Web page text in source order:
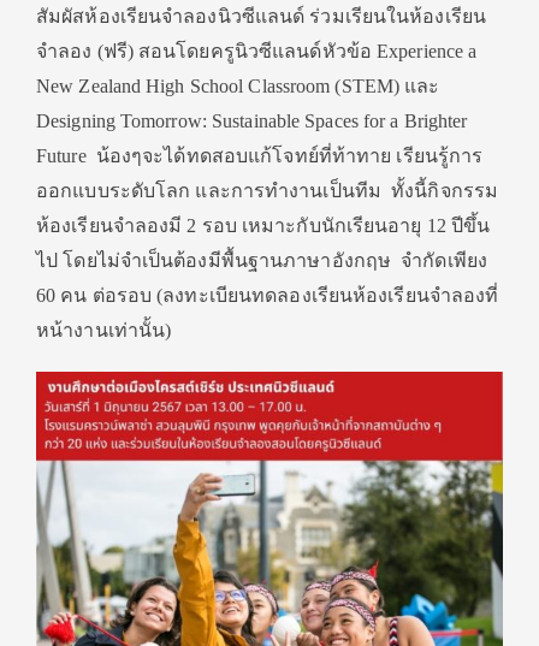
สัมผัสห้องเรียนจำลองนิวซีแลนด์ ร่วมเรียนในห้องเรียน
จำลอง (ฟรี) สอนโดยครูนิวซีแลนด์หัวข้อ Experience a
New Zealand High School Classroom (STEM) และ
Designing Tomorrow: Sustainable Spaces for a Brighter
Future น้องๆจะได้ทดสอบแก้โจทย์ที่ท้าทาย เรียนรู้การ
ออกแบบระดับโลก และการทำงานเป็นทีม ทั้งนี้กิจกรรม
ห้องเรียนจำลองมี 2 รอบ เหมาะกับนักเรียนอายุ 12 ปีขึ้น
ไป โดยไม่จำเป็นต้องมีพื้นฐานภาษาอังกฤษ จำกัดเพียง
60 คน ต่อรอบ (ลงทะเบียนทดลองเรียนห้องเรียนจำลองที่
หน้างานเท่านั้น)